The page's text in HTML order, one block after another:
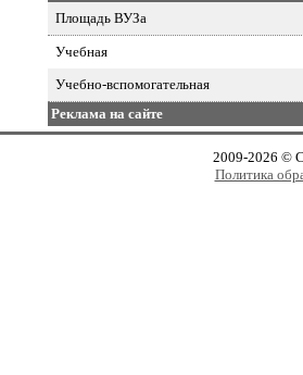
Площадь ВУЗа
Учебная
Учебно-вспомогательная
Реклама на сайте
2009-2026 ©
Политика